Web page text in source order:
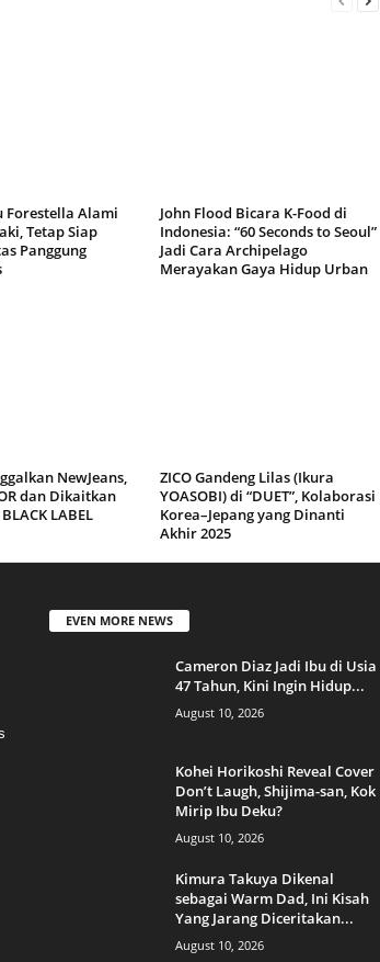
Forestella Alami
Tetap Siap
Panggung
John Flood Bicara K-Food di
Indonesia: “60 Seconds to Seoul”
Jadi Cara Archipelago
Merayakan Gaya Hidup Urban
NewJeans,
dan Dikaitkan
LABEL
ZICO Gandeng Lilas (Ikura
YOASOBI) di “DUET”, Kolaborasi
Korea–Jepang yang Dinanti
Akhir 2025
EVEN MORE NEWS
Cameron Diaz Jadi Ibu di Usia
47 Tahun, Kini Ingin Hidup...
August 10, 2026
Kohei Horikoshi Reveal Cover
Don’t Laugh, Shijima-san, Kok
Mirip Ibu Deku?
August 10, 2026
Kimura Takuya Dikenal
sebagai Warm Dad, Ini Kisah
Yang Jarang Diceritakan...
August 10, 2026